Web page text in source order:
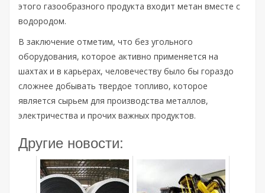
этого газообразного продукта входит метан вместе с
водородом.
В заключение отметим, что без угольного
оборудования, которое активно применяется на
шахтах и в карьерах, человечеству было бы гораздо
сложнее добывать твердое топливо, которое
является сырьем для производства металлов,
электричества и прочих важных продуктов.
Другие новости: